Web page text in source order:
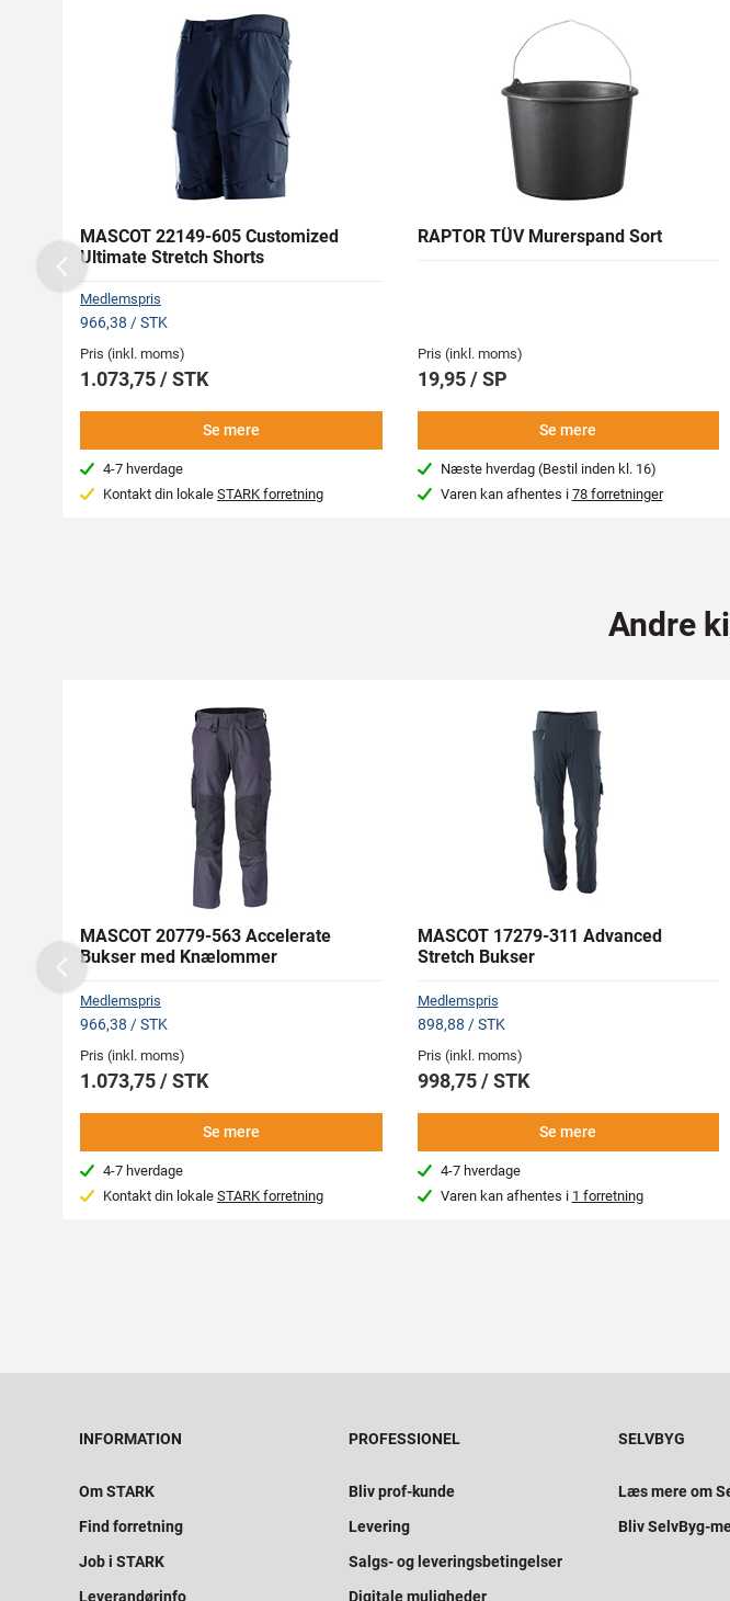
MASCOT 22149-605 Customized
Ultimate Stretch Shorts
Medlemspris
966,38 / STK
Pris (inkl. moms)
1.073,75 / STK
Se mere
4-7 hverdage
Kontakt din lokale STARK forretning
RAPTOR TÜV Murerspand Sort
Pris (inkl. moms)
19,95 / SP
Se mere
Næste hverdag (Bestil inden kl. 16)
Varen kan afhentes i 78 forretninger
Previous
Andre
MASCOT 20779-563 Accelerate
Bukser med Knælommer
Medlemspris
966,38 / STK
Pris (inkl. moms)
1.073,75 / STK
Se mere
4-7 hverdage
Kontakt din lokale STARK forretning
MASCOT 17279-311 Advanced
Stretch Bukser
Medlemspris
898,88 / STK
Pris (inkl. moms)
998,75 / STK
Se mere
4-7 hverdage
Varen kan afhentes i 1 forretning
Previous
INFORMATION
Om STARK
Find forretning
Job i STARK
Leverandørinfo
PROFESSIONEL
Bliv prof-kunde
Levering
Salgs- og leveringsbetingelser
Digitale muligheder
SELVBYG
Læs mere om
Bliv SelvByg-